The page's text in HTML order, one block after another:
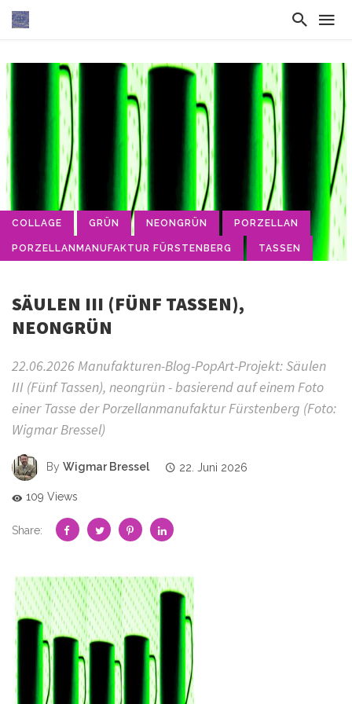
COLLAGE GRÜN NEONGRÜN PORZELLAN
PORZELLANMANUFAKTUR FÜRSTENBERG TASSEN
SÄULEN III (FÜNF TASSEN),
NEONGRÜN
22.06.2026 Manufakturen-Blog-PopArt-Projekt: Säulen
III (Fünf Tassen), neongrün - basierend auf einem Foto
einer Tasse der Porzellanmanufaktur Fürstenberg (Foto:
Wigmar Bressel)
By Wigmar Bressel 22. Juni 2026
109 Views
Share: